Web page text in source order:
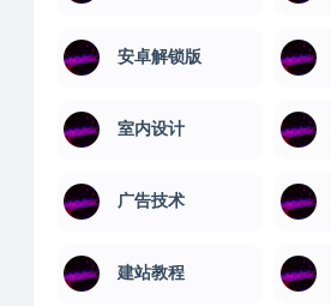
安卓解锁版
室内设计
广告技术
建站教程